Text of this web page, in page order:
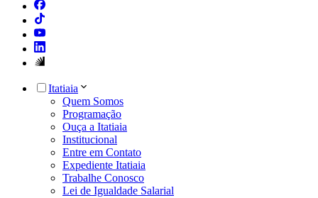
Itatiaia
Quem Somos
Programação
Ouça a Itatiaia
Institucional
Entre em Contato
Expediente Itatiaia
Trabalhe Conosco
Lei de Igualdade Salarial